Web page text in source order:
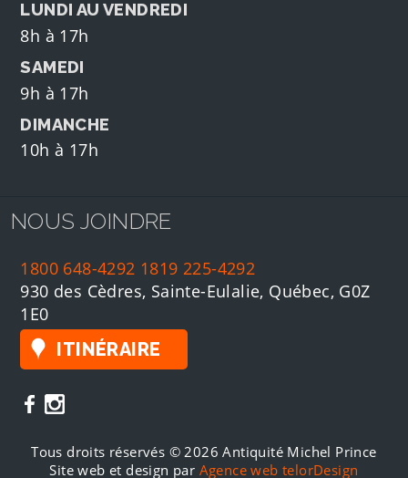
LUNDI AU VENDREDI
8h à 17h
SAMEDI
9h à 17h
DIMANCHE
10h à 17h
NOUS JOINDRE
1800 648-4292 1819 225-4292
930 des Cèdres, Sainte-Eulalie, Québec, G0Z
1E0
ITINÉRAIRE
Tous droits réservés © 2026 Antiquité Michel Prince
Site web et design par Agence web telorDesign